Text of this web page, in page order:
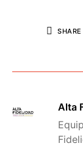
SHARE
Alta